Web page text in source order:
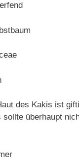
des Kakis ist
sollte überhaupt